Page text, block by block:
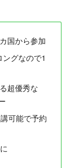
国から参加
グなので1
超優秀な
可能で予約